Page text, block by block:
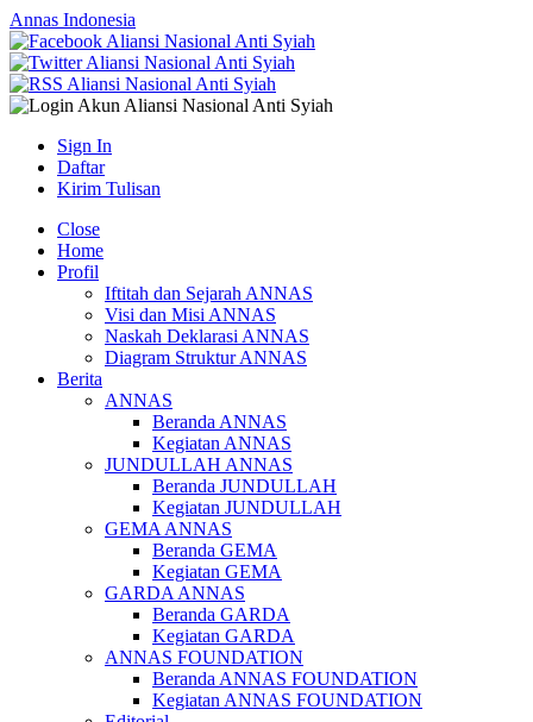
Annas Indonesia
Sign In
Daftar
Kirim Tulisan
Close
Home
Profil
Iftitah dan Sejarah ANNAS
Visi dan Misi ANNAS
Naskah Deklarasi ANNAS
Diagram Struktur ANNAS
Berita
ANNAS
Beranda ANNAS
Kegiatan ANNAS
JUNDULLAH ANNAS
Beranda JUNDULLAH
Kegiatan JUNDULLAH
GEMA ANNAS
Beranda GEMA
Kegiatan GEMA
GARDA ANNAS
Beranda GARDA
Kegiatan GARDA
ANNAS FOUNDATION
Beranda ANNAS FOUNDATION
Kegiatan ANNAS FOUNDATION